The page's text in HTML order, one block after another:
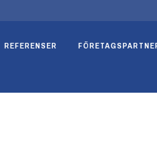
REFERENSER